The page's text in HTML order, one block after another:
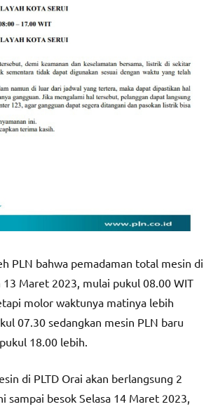
PLN bahwa pemadaman total mesin di
13 Maret 2023, mulai pukul 08.00 WIT
molor waktunya matinya lebih
07.30 sedangkan mesin PLN baru
18.00 lebih.
di PLTD Orai akan berlangsung 2
sampai besok Selasa 14 Maret 2023,